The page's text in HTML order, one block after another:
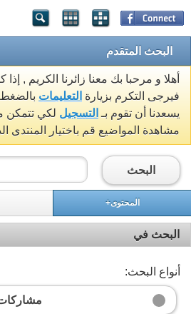
البحث المتقدم
أهلا و مرحبا بك معنا زائرنا الكريم ,
فيرجى التكرم بزيارة التعليمات
يسعدنا أن تقوم بـ التسجيل لكي تتمكن
مشاهدة المواضيع قم باختيار المنتدى
البحث
المحتوى+
البحث في
أنواع البحث: